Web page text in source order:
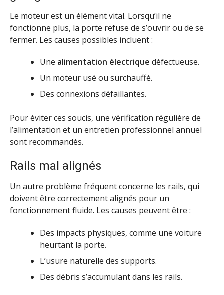
Le moteur est un élément vital. Lorsqu’il ne
fonctionne plus, la porte refuse de s’ouvrir ou de se
fermer. Les causes possibles incluent :
Une alimentation électrique défectueuse.
Un moteur usé ou surchauffé.
Des connexions défaillantes.
Pour éviter ces soucis, une vérification régulière de
l’alimentation et un entretien professionnel annuel
sont recommandés.
Rails mal alignés
Un autre problème fréquent concerne les rails, qui
doivent être correctement alignés pour un
fonctionnement fluide. Les causes peuvent être :
Des impacts physiques, comme une voiture
heurtant la porte.
L’usure naturelle des supports.
Des débris s’accumulant dans les rails.